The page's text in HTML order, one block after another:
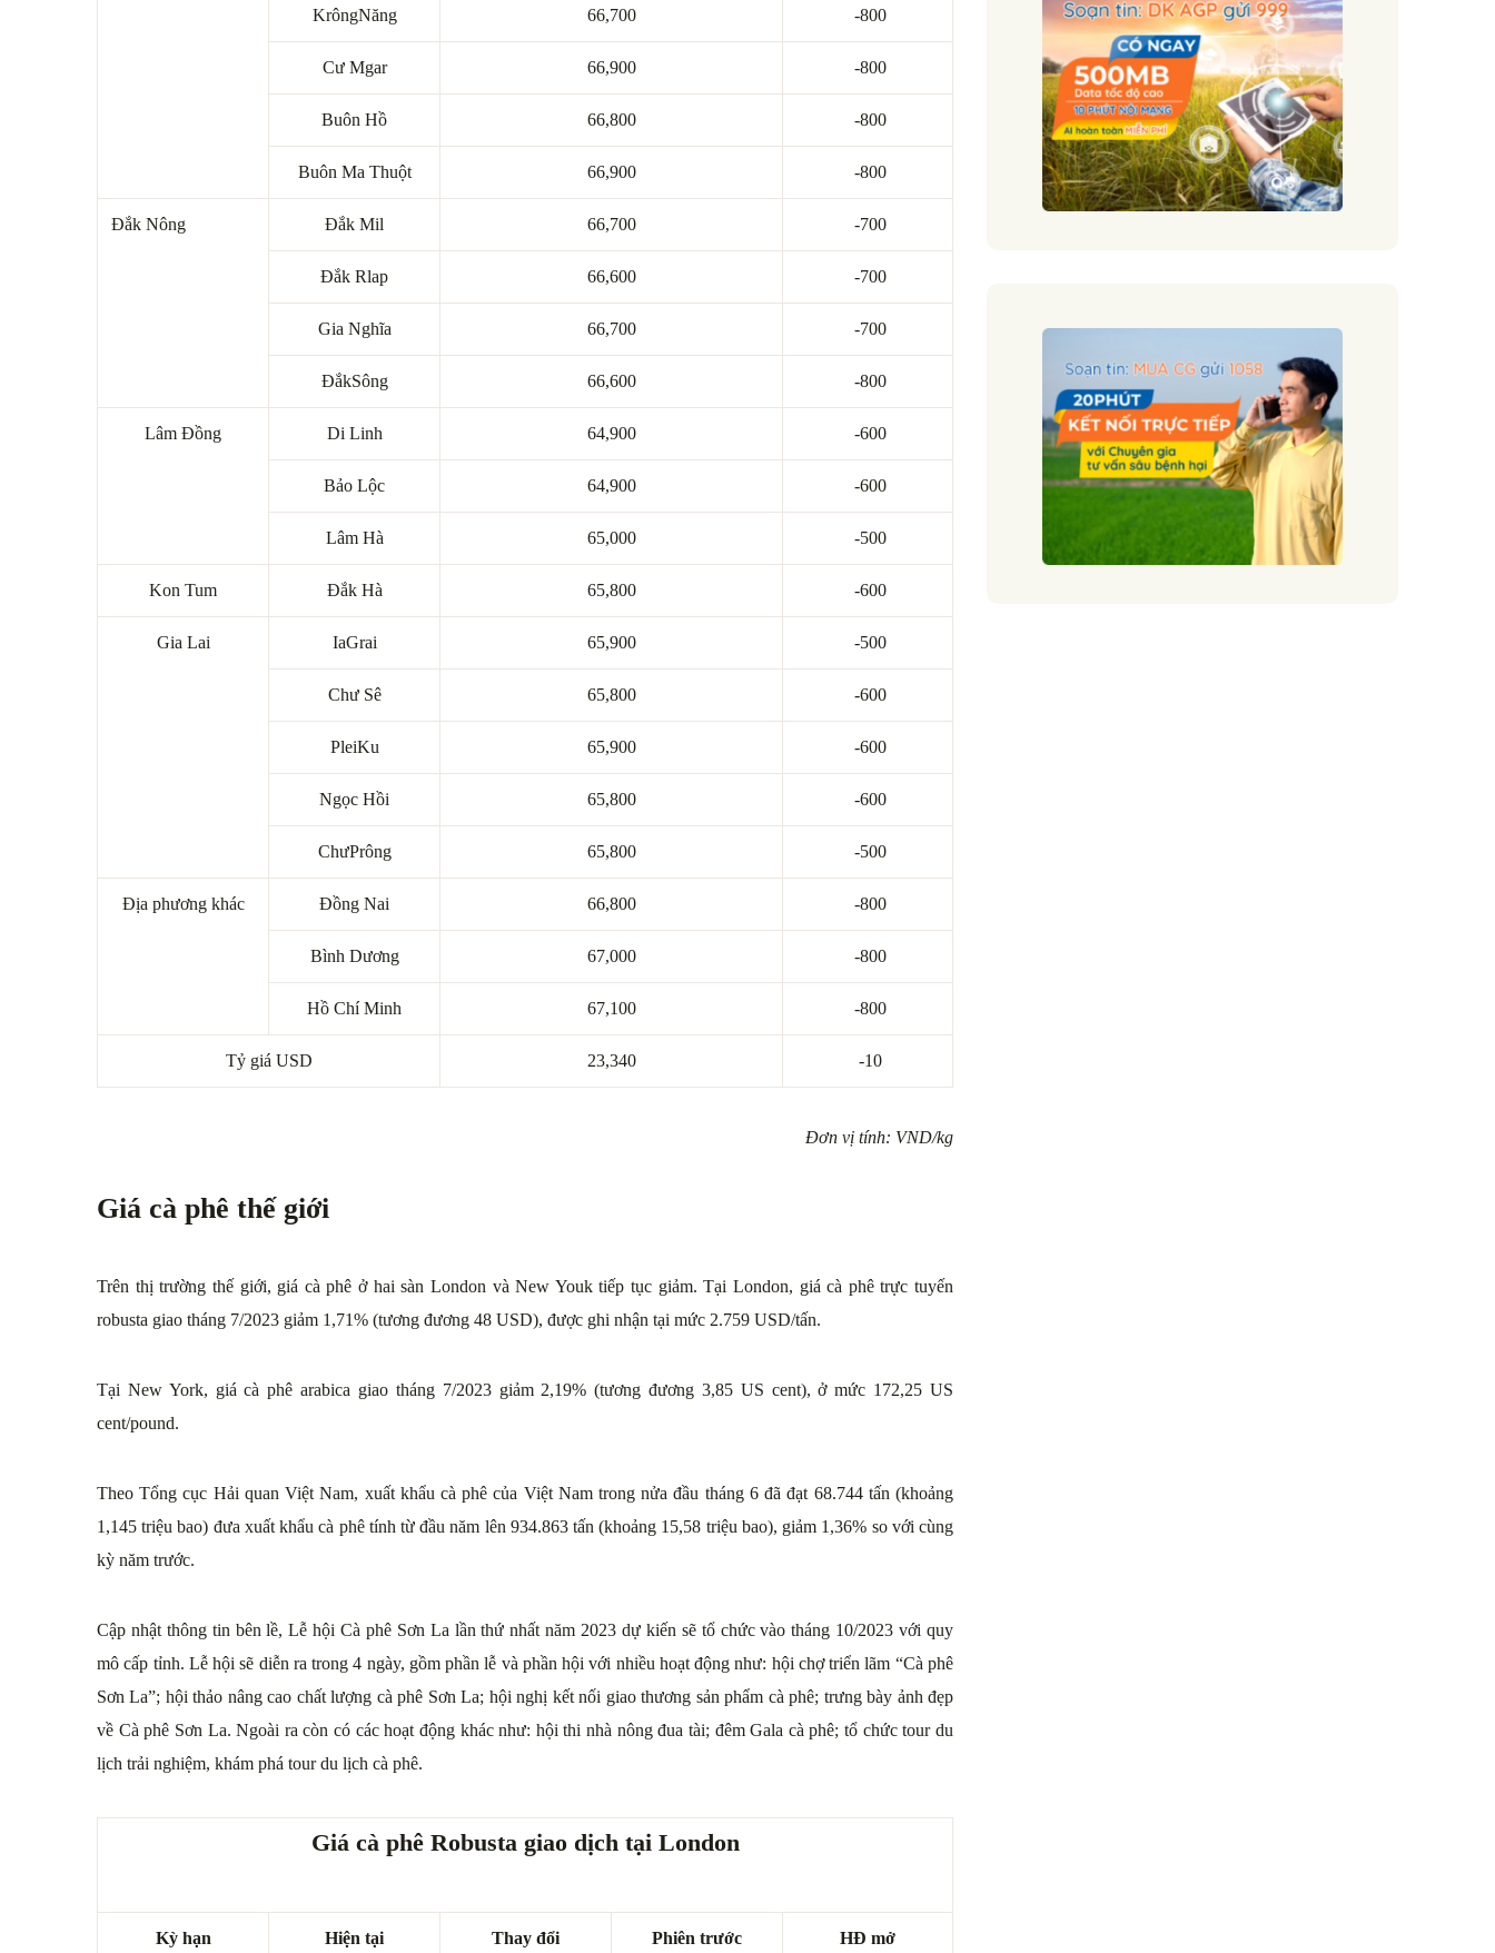
KrôngNăng 66,700 -800
Cư Mgar 66,900 -800
Buôn Hồ 66,800 -800
Buôn Ma Thuột 66,900 -800
Đắk Nông Đắk Mil 66,700 -700
Đắk Rlap 66,600 -700
Gia Nghĩa 66,700 -700
ĐắkSông 66,600 -800
Lâm Đồng Di Linh 64,900 -600
Bảo Lộc 64,900 -600
Lâm Hà 65,000 -500
Kon Tum Đắk Hà 65,800 -600
Gia Lai IaGrai 65,900 -500
Chư Sê 65,800 -600
PleiKu 65,900 -600
Ngọc Hồi 65,800 -600
ChưPrông 65,800 -500
Địa phương khác Đồng Nai 66,800 -800
Bình Dương 67,000 -800
Hồ Chí Minh 67,100 -800
Tỷ giá USD 23,340 -10
Đơn vị tính: VND/kg
Giá cà phê thế giới
Trên thị trường thế giới, giá cà phê ở hai sàn London và New Youk tiếp tục giảm. Tại London, giá cà phê trực tuyến
robusta giao tháng 7/2023 giảm 1,71% (tương đương 48 USD), được ghi nhận tại mức 2.759 USD/tấn.
Tại New York, giá cà phê arabica giao tháng 7/2023 giảm 2,19% (tương đương 3,85 US cent), ở mức 172,25 US
cent/pound.
Theo Tổng cục Hải quan Việt Nam, xuất khẩu cà phê của Việt Nam trong nửa đầu tháng 6 đã đạt 68.744 tấn (khoảng
1,145 triệu bao) đưa xuất khẩu cà phê tính từ đầu năm lên 934.863 tấn (khoảng 15,58 triệu bao), giảm 1,36% so với cùng
kỳ năm trước.
Cập nhật thông tin bên lề, Lễ hội Cà phê Sơn La lần thứ nhất năm 2023 dự kiến sẽ tổ chức vào tháng 10/2023 với quy
mô cấp tỉnh. Lễ hội sẽ diễn ra trong 4 ngày, gồm phần lễ và phần hội với nhiều hoạt động như: hội chợ triển lãm “Cà phê
Sơn La”; hội thảo nâng cao chất lượng cà phê Sơn La; hội nghị kết nối giao thương sản phẩm cà phê; trưng bày ảnh đẹp
về Cà phê Sơn La. Ngoài ra còn có các hoạt động khác như: hội thi nhà nông đua tài; đêm Gala cà phê; tổ chức tour du
lịch trải nghiệm, khám phá tour du lịch cà phê.
Giá cà phê Robusta giao dịch tại London
Kỳ hạn Hiện tại Thay đổi Phiên trước HĐ mở